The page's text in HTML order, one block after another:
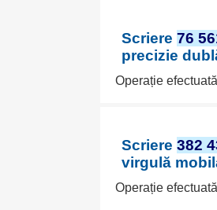
Scriere 76
precizie
Operație
Scriere 382
virgulă
Operație